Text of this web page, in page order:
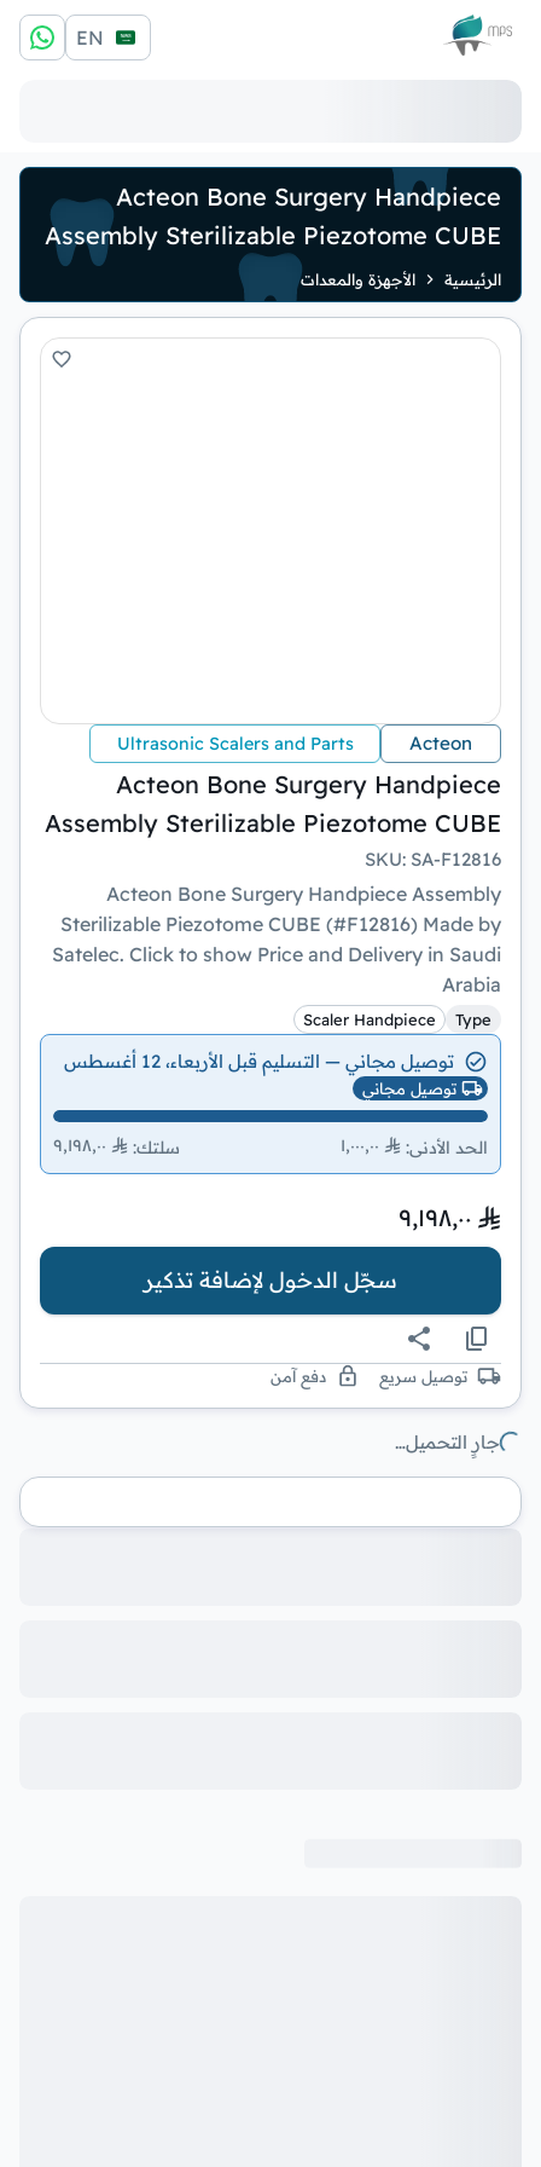
الشعار EN
Acteon Bone Surgery Handpiece
Assembly Sterilizable Piezotome CUBE
الرئيسية الأجهزة والمعدات
Acteon
Ultrasonic Scalers and Parts
Acteon Bone Surgery Handpiece
Assembly Sterilizable Piezotome CUBE
SKU: SA-F12816
Acteon Bone Surgery Handpiece Assembly
Sterilizable Piezotome CUBE (#F12816) Made by
Satelec. Click to show Price and Delivery in Saudi
Arabia
Type
Scaler Handpiece
توصيل مجاني — التسليم قبل الأربعاء، 12 أغسطس
توصيل مجاني
الحد الأدنى: ١٬٠٠٠٫٠٠ سلتك: ٩٬١٩٨٫٠٠
٩٬١٩٨٫٠٠
سجّل الدخول لإضافة تذكير
توصيل سريع دفع آمن
جارٍ التحميل…